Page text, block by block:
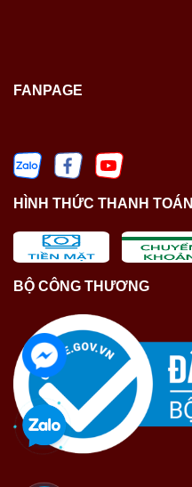
FANPAGE
HÌNH THỨC THANH TOÁN
BỘ CÔNG THƯƠNG